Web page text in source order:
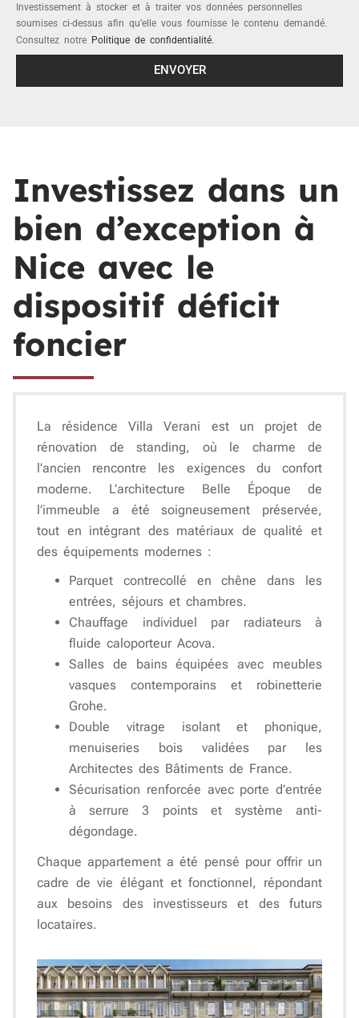
Investissement à stocker et à traiter vos données personnelles
soumises ci-dessus afin qu’elle vous fournisse le contenu demandé.
Consultez notre Politique de confidentialité.
ENVOYER
Investissez dans un
bien d’exception à
Nice avec le
dispositif déficit
foncier
La résidence Villa Verani est un projet de
rénovation de standing, où le charme de
l’ancien rencontre les exigences du confort
moderne. L’architecture Belle Époque de
l’immeuble a été soigneusement préservée,
tout en intégrant des matériaux de qualité et
des équipements modernes :
Parquet contrecollé en chêne dans les
entrées, séjours et chambres.
Chauffage individuel par radiateurs à
fluide caloporteur Acova.
Salles de bains équipées avec meubles
vasques contemporains et robinetterie
Grohe.
Double vitrage isolant et phonique,
menuiseries bois validées par les
Architectes des Bâtiments de France.
Sécurisation renforcée avec porte d’entrée
à serrure 3 points et système anti-
dégondage.
Chaque appartement a été pensé pour offrir un
cadre de vie élégant et fonctionnel, répondant
aux besoins des investisseurs et des futurs
locataires.